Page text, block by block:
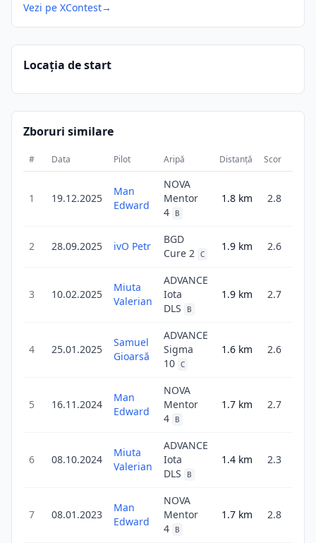
Vezi pe XContest→
Locația de start
Zboruri similare
# Data Pilot Aripă Distanță Scor
1 19.12.2025
Man
Edward
NOVA
Mentor
4
B
1.8 km 2.8
2 28.09.2025 ivO Petr
BGD
Cure 2 C
1.9 km 2.6
3 10.02.2025
Miuta
Valerian
ADVANCE
Iota
DLS
B
1.9 km 2.7
4 25.01.2025
Samuel
Gioarsă
ADVANCE
Sigma
10 C
1.6 km 2.6
5 16.11.2024
Man
Edward
NOVA
Mentor
4
B
1.7 km 2.7
6 08.10.2024
Miuta
Valerian
ADVANCE
Iota
DLS
B
1.4 km 2.3
7 08.01.2023
Man
Edward
NOVA
Mentor
4
B
1.7 km 2.8